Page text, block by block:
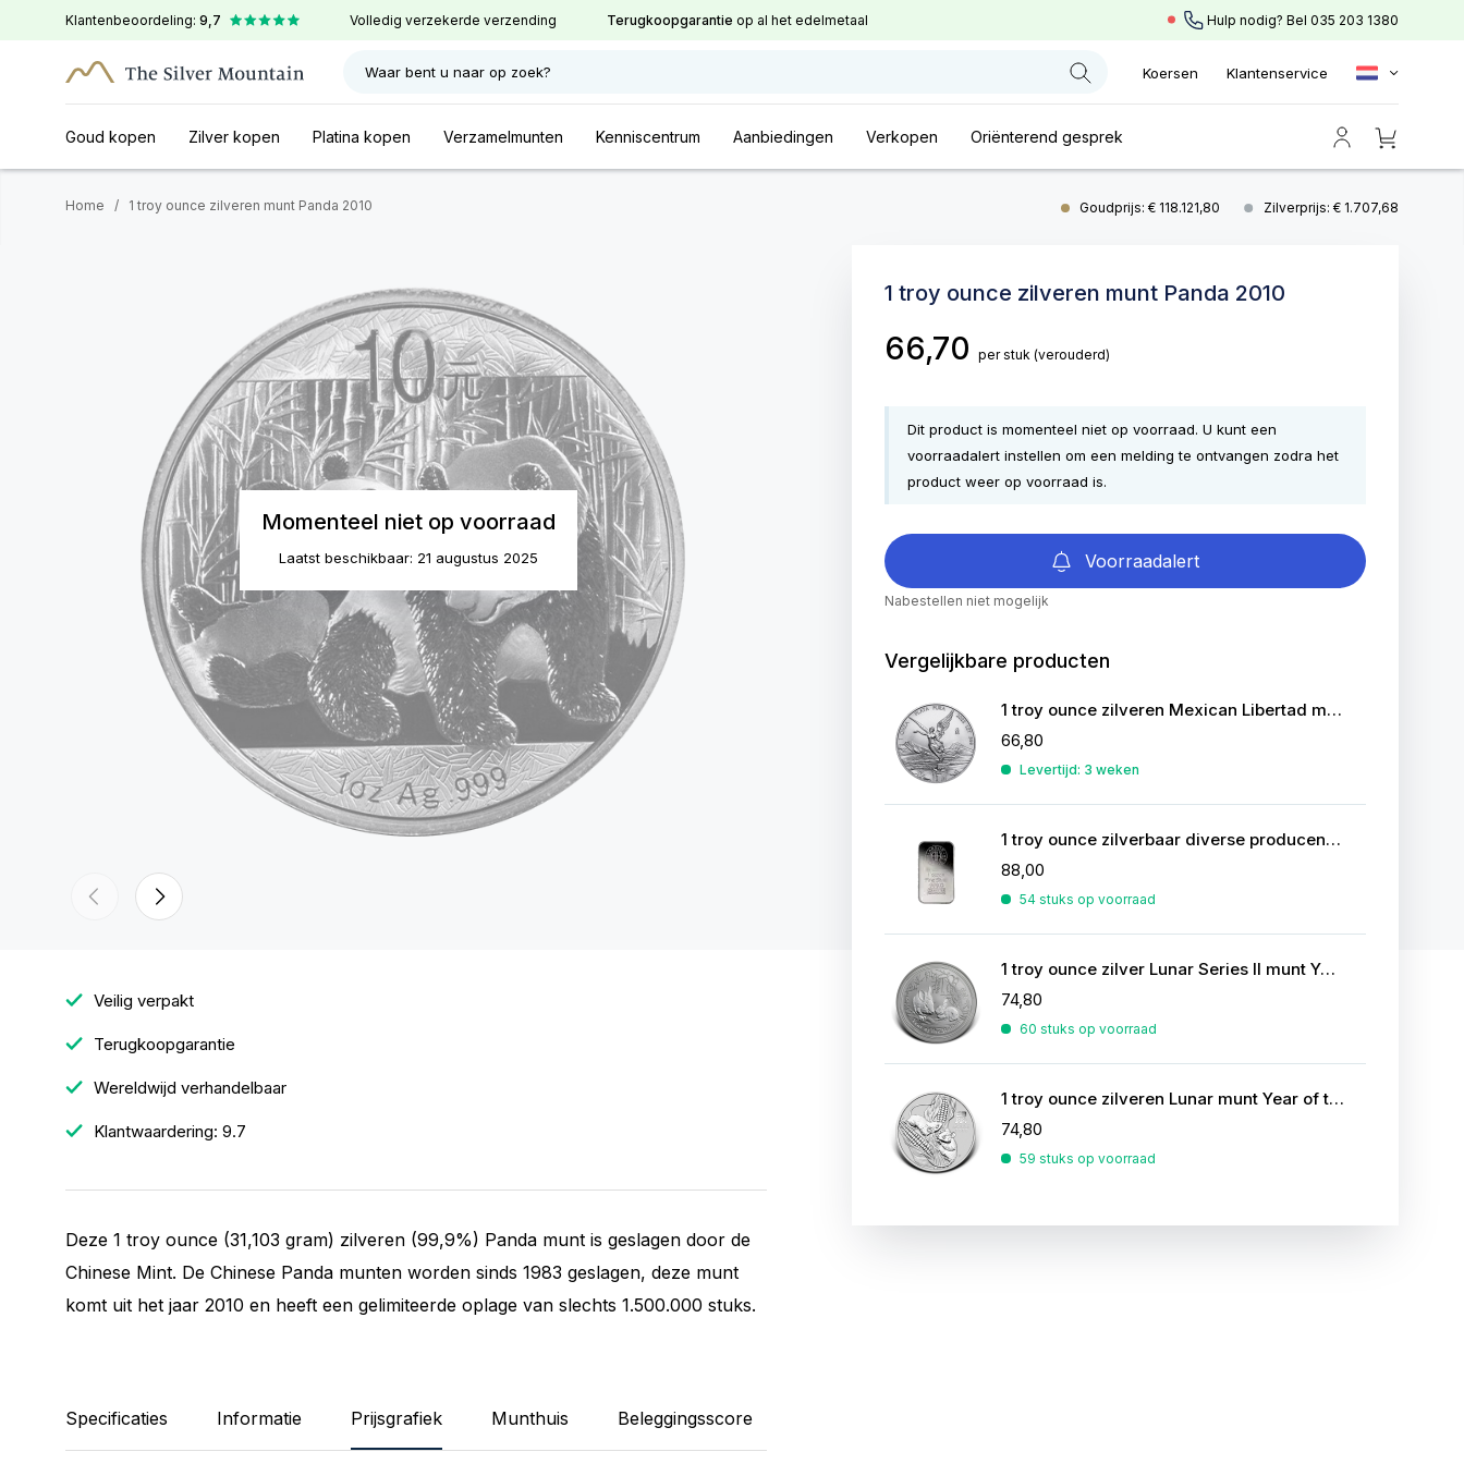
Klantenbeoordeling: 9,7 Volledig verzekerde verzending Terugkoopgarantie op al het edelmetaal Hulp nodig? Bel 035 203 1380
Waar bent u naar op zoek? Koersen Klantenservice
Goud kopen Zilver kopen Platina kopen Verzamelmunten Kenniscentrum Aanbiedingen Verkopen Oriënterend gesprek
Home / 1 troy ounce zilveren munt Panda 2010 Goudprijs: € 118.121,80 Zilverprijs: € 1.707,68
1 troy ounce zilveren munt Panda 2010
66,70 per stuk (verouderd)
Dit product is momenteel niet op voorraad. U kunt een
voorraadalert instellen om een melding te ontvangen zodra het
product weer op voorraad is.
Voorraadalert
Nabestellen niet mogelijk
Vergelijkbare producten
1 troy ounce zilveren Mexican Libertad munt
66,80
Levertijd: 3 weken
1 troy ounce zilverbaar diverse producenten
88,00
54 stuks op voorraad
1 troy ounce zilver Lunar Series II munt Year of the Rabbit 2011
74,80
60 stuks op voorraad
1 troy ounce zilveren Lunar munt Year of the Mouse 2020
74,80
59 stuks op voorraad
Momenteel niet op voorraad
Laatst beschikbaar: 21 augustus 2025
Veilig verpakt
Terugkoopgarantie
Wereldwijd verhandelbaar
Klantwaardering: 9.7
Deze 1 troy ounce (31,103 gram) zilveren (99,9%) Panda munt is geslagen door de
Chinese Mint. De Chinese Panda munten worden sinds 1983 geslagen, deze munt
komt uit het jaar 2010 en heeft een gelimiteerde oplage van slechts 1.500.000 stuks.
Specificaties Informatie Prijsgrafiek Munthuis Beleggingsscore